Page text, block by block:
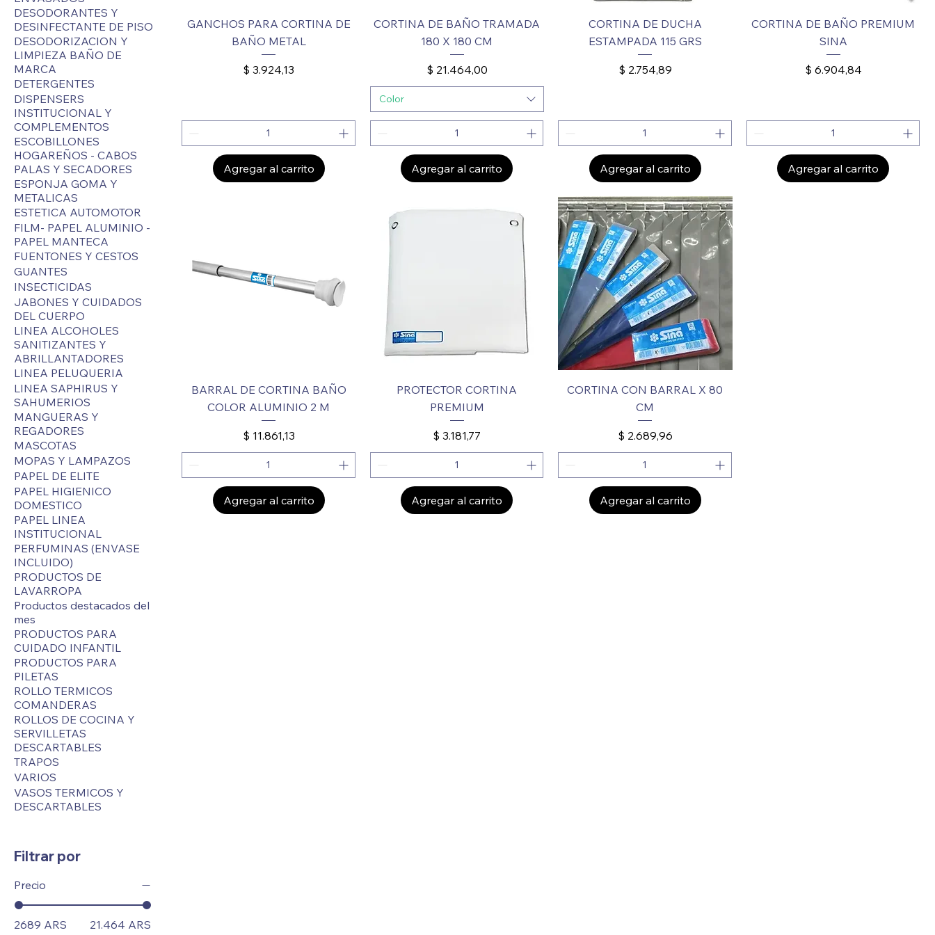
DESODORANTES Y
DESINFECTANTE DE PISO
DESODORIZACION Y
LIMPIEZA BAÑO DE
MARCA
DETERGENTES
DISPENSERS
INSTITUCIONAL Y
COMPLEMENTOS
ESCOBILLONES
HOGAREÑOS - CABOS
PALAS Y SECADORES
ESPONJA GOMA Y
METALICAS
ESTETICA AUTOMOTOR
FILM- PAPEL ALUMINIO -
PAPEL MANTECA
FUENTONES Y CESTOS
GUANTES
INSECTICIDAS
JABONES Y CUIDADOS
DEL CUERPO
LINEA ALCOHOLES
SANITIZANTES Y
ABRILLANTADORES
LINEA PELUQUERIA
LINEA SAPHIRUS Y
SAHUMERIOS
MANGUERAS Y
REGADORES
MASCOTAS
MOPAS Y LAMPAZOS
PAPEL DE ELITE
PAPEL HIGIENICO
DOMESTICO
PAPEL LINEA
INSTITUCIONAL
PERFUMINAS (ENVASE
INCLUIDO)
PRODUCTOS DE
LAVARROPA
Productos destacados del
mes
PRODUCTOS PARA
CUIDADO INFANTIL
PRODUCTOS PARA
PILETAS
ROLLO TERMICOS
COMANDERAS
ROLLOS DE COCINA Y
SERVILLETAS
DESCARTABLES
TRAPOS
VARIOS
VASOS TERMICOS Y
DESCARTABLES
Filtrar por
Precio
2689 ARS 21.464 ARS
GANCHOS PARA CORTINA DE
BAÑO METAL
Precio
$ 3.924,13
Agregar al carrito
CORTINA DE BAÑO TRAMADA
180 X 180 CM
Precio
$ 21.464,00
Color
Agregar al carrito
CORTINA DE DUCHA
ESTAMPADA 115 GRS
Precio
$ 2.754,89
Agregar al carrito
CORTINA DE BAÑO PREMIUM
SINA
Precio
$ 6.904,84
Agregar al carrito
BARRAL DE CORTINA BAÑO
COLOR ALUMINIO 2 M
Precio
$ 11.861,13
Agregar al carrito
PROTECTOR CORTINA
PREMIUM
Precio
$ 3.181,77
Agregar al carrito
CORTINA CON BARRAL X 80
CM
Precio
$ 2.689,96
Agregar al carrito